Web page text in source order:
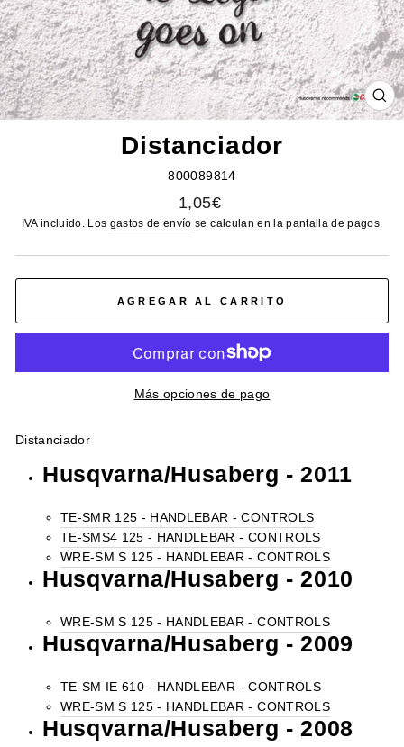
Distanciador
800089814
Precio
habitual
1,05€
IVA incluido. Los gastos de envío se calculan en la pantalla de pagos.
AGREGAR AL CARRITO
Más opciones de pago
Distanciador
Husqvarna/Husaberg - 2011
TE-SMR 125 - HANDLEBAR - CONTROLS
TE-SMS4 125 - HANDLEBAR - CONTROLS
WRE-SM S 125 - HANDLEBAR - CONTROLS
Husqvarna/Husaberg - 2010
WRE-SM S 125 - HANDLEBAR - CONTROLS
Husqvarna/Husaberg - 2009
TE-SM IE 610 - HANDLEBAR - CONTROLS
WRE-SM S 125 - HANDLEBAR - CONTROLS
Husqvarna/Husaberg - 2008